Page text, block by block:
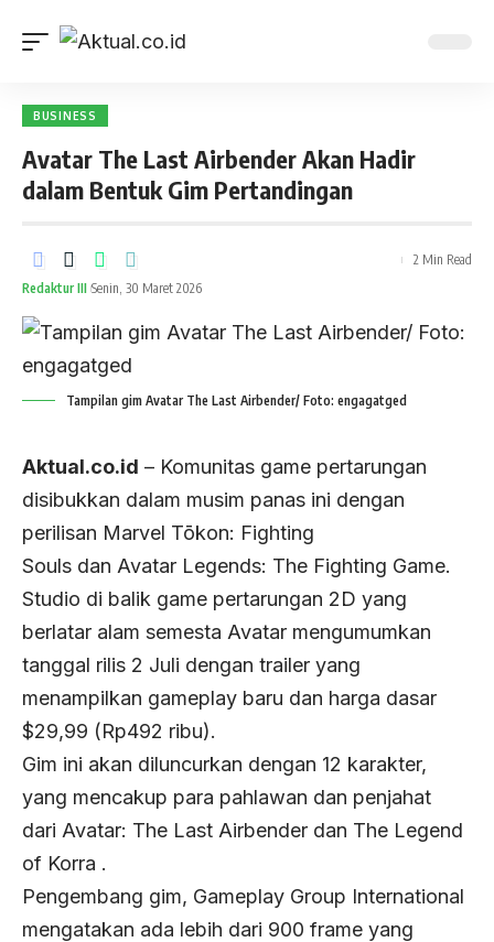
BUSINESS
Avatar The Last Airbender Akan Hadir
dalam Bentuk Gim Pertandingan
Redaktur III Senin, 30 Maret 2026
2 Min Read
Tampilan gim Avatar The Last Airbender/ Foto: engagatged
Aktual.co.id – Komunitas game pertarungan
disibukkan dalam musim panas ini dengan
perilisan Marvel Tōkon: Fighting
Souls dan Avatar Legends: The Fighting Game.
Studio di balik game pertarungan 2D yang
berlatar alam semesta Avatar mengumumkan
tanggal rilis 2 Juli dengan trailer yang
menampilkan gameplay baru dan harga dasar
$29,99 (Rp492 ribu).
Gim ini akan diluncurkan dengan 12 karakter,
yang mencakup para pahlawan dan penjahat
dari Avatar: The Last Airbender dan The Legend
of Korra .
Pengembang gim, Gameplay Group International
mengatakan ada lebih dari 900 frame yang